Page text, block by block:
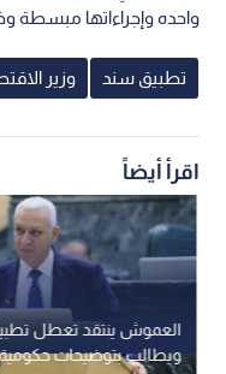
واحده وإجراءاتها مبسطة
تطبيق سند وزير
اقرأ أيضاً
العموش ينتقد تعطل
ويطالب بتوضيحات